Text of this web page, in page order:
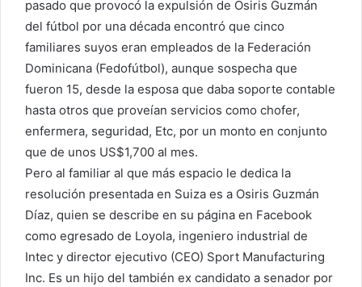
pasado que provocó la expulsión de Osiris Guzmán
del fútbol por una década encontró que cinco
familiares suyos eran empleados de la Federación
Dominicana (Fedofútbol), aunque sospecha que
fueron 15, desde la esposa que daba soporte contable
hasta otros que proveían servicios como chofer,
enfermera, seguridad, Etc, por un monto en conjunto
que de unos US$1,700 al mes.
Pero al familiar al que más espacio le dedica la
resolución presentada en Suiza es a Osiris Guzmán
Díaz, quien se describe en su página en Facebook
como egresado de Loyola, ingeniero industrial de
Intec y director ejecutivo (CEO) Sport Manufacturing
Inc. Es un hijo del también ex candidato a senador por